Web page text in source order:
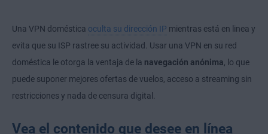
Una VPN doméstica oculta su dirección IP mientras está en linea y
evita que su ISP rastree su actividad. Usar una VPN en su red
doméstica le otorga la ventaja de la navegación anónima, lo que
puede suponer mejores ofertas de vuelos, acceso a streaming sin
restricciones y nada de censura digital.
Vea el contenido que desee en línea